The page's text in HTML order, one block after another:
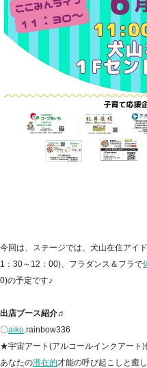
今回は、ステージでは、 犬山在住アイ
1：30～12：00)、 フラダンス＆フラで
0)の予定です♪
出店ブース紹介♬
〇aiko.rainbow336
★宇宙アート(アルコールインクアート)
あなたの潜在的才能の呼び起こしと癒